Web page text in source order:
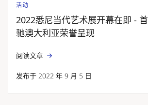
活动
2022悉尼当代艺术展开幕在即 -
驰澳大利亚荣誉呈现
阅读文章
发布于 2022 年 9 月 5 日